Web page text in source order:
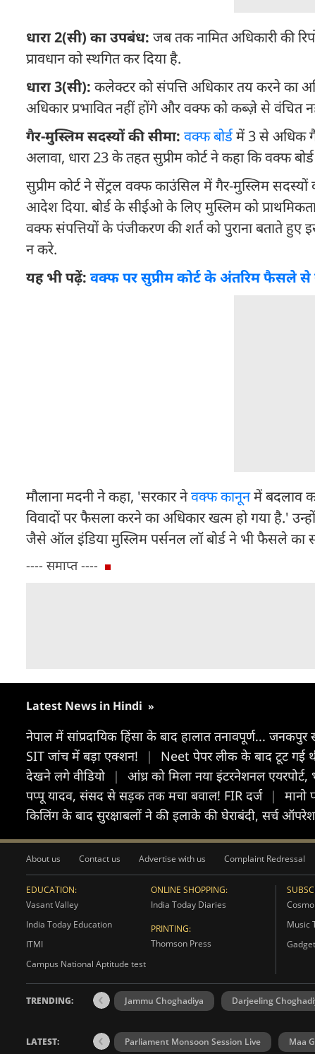
धारा 2(सी) का उपबंध: जब तक नामित अधिकारी की
प्रावधान को स्थगित कर दिया है.
धारा 3(सी): कलेक्टर को संपत्ति अधिकार तय करने का
अधिकार प्रभावित नहीं होंगे और वक्फ को कब्ज़े से वंचित
गैर-मुस्लिम सदस्यों की सीमा: वक्फ बोर्डमें 3 से अधिक
अलावा, धारा 23 के तहत सुप्रीम कोर्ट ने कहा कि वक्फ
सुप्रीम कोर्ट ने सेंट्रल वक्फ काउंसिल में गैर-मुस्लिम
आदेश दिया. बोर्ड के सीईओ के लिए मुस्लिम को
वक्फ संपत्तियों के पंजीकरण की शर्त को पुराना बताते हुए
न करे.
यह भी पढ़ें: वक्फ पर सुप्रीम कोर्ट के अंतरिम
मौलाना मदनी ने कहा, 'सरकार नेवक्फ कानूनमें बदलाव
विवादों पर फैसला करने का अधिकार खत्म हो गया है.'
जैसे ऑल इंडिया मुस्लिम पर्सनल लॉ बोर्ड ने भी फैसले का
---- समाप्त ----
Latest News in Hindi »
नेपाल में सांप्रदायिक हिंसा के बाद हालात तनावपूर्ण...
SIT जांच में बड़ा एक्शन!
| Neet पेपर लीक के बाद टूट गई
देखने लगे वीडियो
| आंध्र को मिला नया इंटरनेशनल एयरपोर्ट,
पप्पू यादव, संसद से सड़क तक मचा बवाल! FIR दर्ज | मानो
किलिंग के बाद सुरक्षाबलों ने की इलाके की घेराबंदी, सर्च
About us Contact us Advertise with us Complaint Redressal
EDUCATION:
Vasant Valley
India Today Education
ITMI
Campus National Aptitude test
ONLINE SHOPPING:
India Today Diaries
PRINTING:
Thomson Press
Music
TRENDING: Jammu Choghadiya Darjeeling
LATEST: Parliament Monsoon Session Live Maa